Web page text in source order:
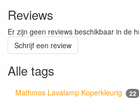
Reviews
Er zijn geen reviews beschikbaar in de
Schrijf een review
Alle tags
Mathmos Lavalamp Koperkleurig 22